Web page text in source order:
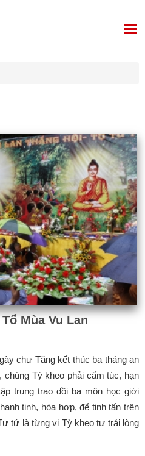
Mùa Vu Lan
chư Tăng kết thúc ba tháng an
chúng Tỳ kheo phải cấm túc, hạn
trung trao dồi ba môn học giới
tịnh, hòa hợp, để tinh tấn trên
tứ là từng vị Tỳ kheo tự trải lòng